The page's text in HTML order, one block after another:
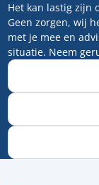
Het kan lastig zijn
Geen zorgen, wij
met je mee en
situatie. Neem